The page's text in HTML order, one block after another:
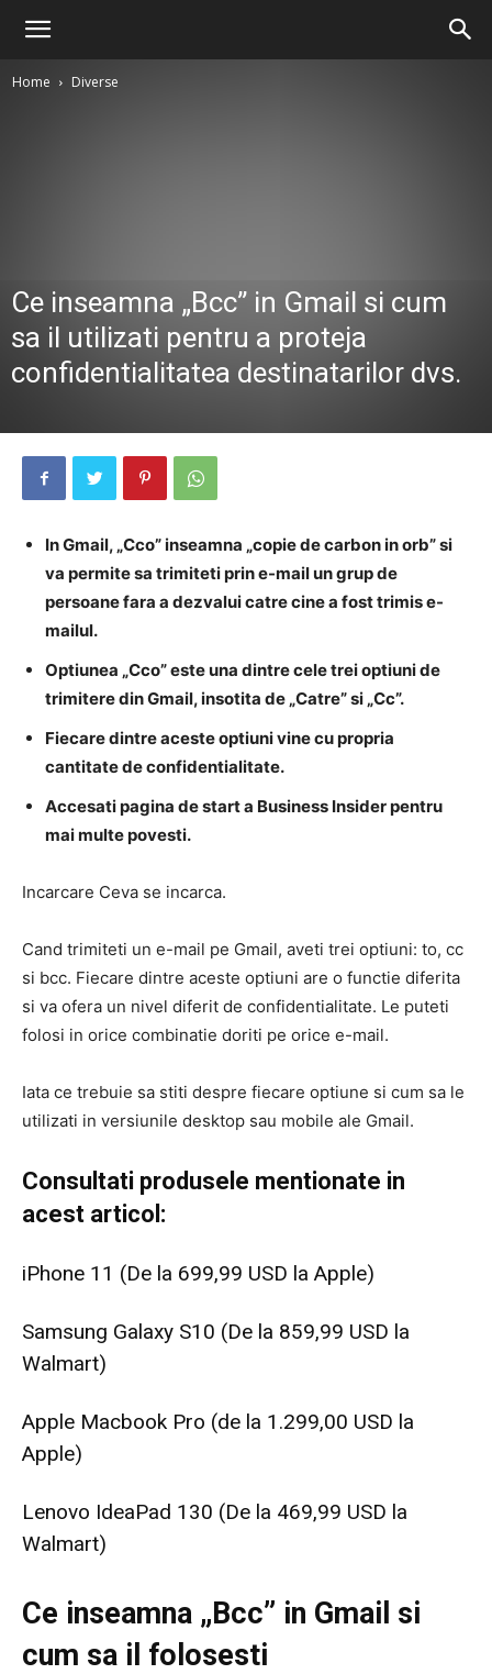
Home Diverse
Ce inseamna „Bcc” in Gmail si cum
sa il utilizati pentru a proteja
confidentialitatea destinatarilor dvs.
In Gmail, „Cco” inseamna „copie de carbon in orb” si
va permite sa trimiteti prin e-mail un grup de
persoane fara a dezvalui catre cine a fost trimis e-
mailul.
Optiunea „Cco” este una dintre cele trei optiuni de
trimitere din Gmail, insotita de „Catre” si „Cc”.
Fiecare dintre aceste optiuni vine cu propria
cantitate de confidentialitate.
Accesati pagina de start a Business Insider pentru
mai multe povesti.
Incarcare Ceva se incarca.
Cand trimiteti un e-mail pe Gmail, aveti trei optiuni: to, cc
si bcc. Fiecare dintre aceste optiuni are o functie diferita
si va ofera un nivel diferit de confidentialitate. Le puteti
folosi in orice combinatie doriti pe orice e-mail.
Iata ce trebuie sa stiti despre fiecare optiune si cum sa le
utilizati in versiunile desktop sau mobile ale Gmail.
Consultati produsele mentionate in
acest articol:
iPhone 11 (De la 699,99 USD la Apple)
Samsung Galaxy S10 (De la 859,99 USD la
Walmart)
Apple Macbook Pro (de la 1.299,00 USD la
Apple)
Lenovo IdeaPad 130 (De la 469,99 USD la
Walmart)
Ce inseamna „Bcc” in Gmail si
cum sa il folosesti